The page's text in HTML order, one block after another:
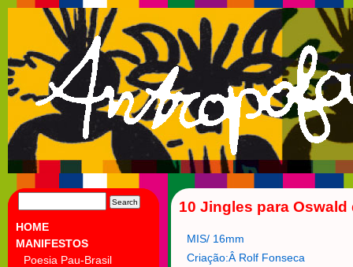
FOR:
HOME
MANIFESTOS
Poesia Pau-Brasil
10 Jingles para Oswald
MIS/ 16mm
Criação:Â Rolf Fonseca